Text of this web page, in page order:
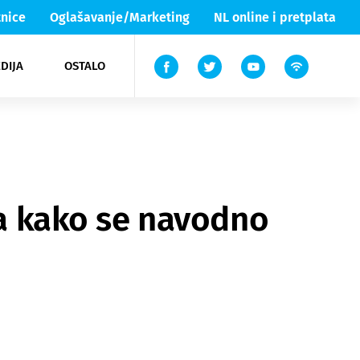
Oglašavanje/Marketing NL online i pretplata
OSTALO
Lika & Senj
TV
se navodno